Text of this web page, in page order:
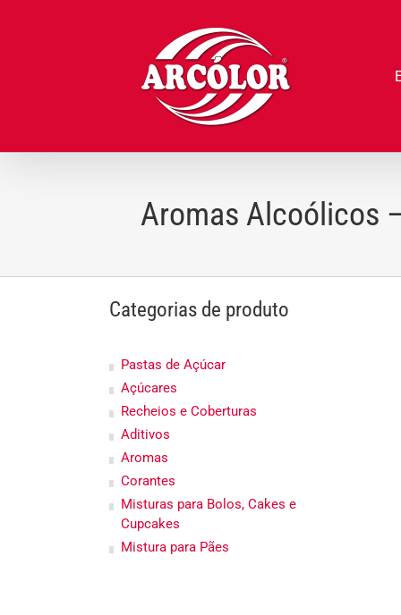
Aromas Alcoólicos
Categorias de produto
Pastas de Açúcar
Açúcares
Recheios e Coberturas
Aditivos
Aromas
Corantes
Misturas para Bolos, Cakes e
Cupcakes
Mistura para Pães